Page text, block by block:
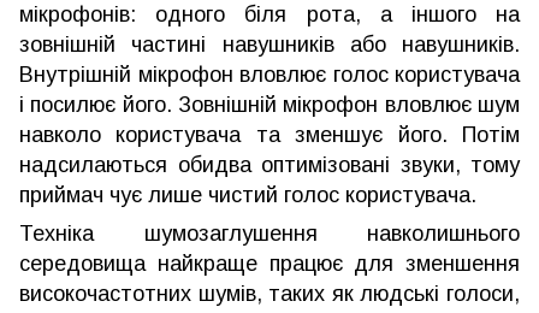
мікрофонів: одного біля рота, а іншого на
зовнішній частині навушників або навушників.
Внутрішній мікрофон вловлює голос користувача
і посилює його. Зовнішній мікрофон вловлює шум
навколо користувача та зменшує його. Потім
надсилаються обидва оптимізовані звуки, тому
приймач чує лише чистий голос користувача.
Техніка шумозаглушення навколишнього
середовища найкраще працює для зменшення
високочастотних шумів, таких як людські голоси,